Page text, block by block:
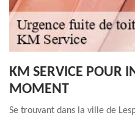
KM SERVICE POUR
MOMENT
Se trouvant dans la ville de